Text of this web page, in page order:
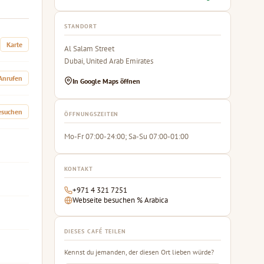
Karte
STANDORT
Al Salam Street
Dubai, United Arab Emirates
In Google Maps öffnen
ÖFFNUNGSZEITEN
Mo-Fr 07:00-24:00; Sa-Su 07:00-01:00
KONTAKT
+971 4 321 7251
Webseite besuchen % Arabica
DIESES CAFÉ TEILEN
Kennst du jemanden, der diesen Ort lieben würde?